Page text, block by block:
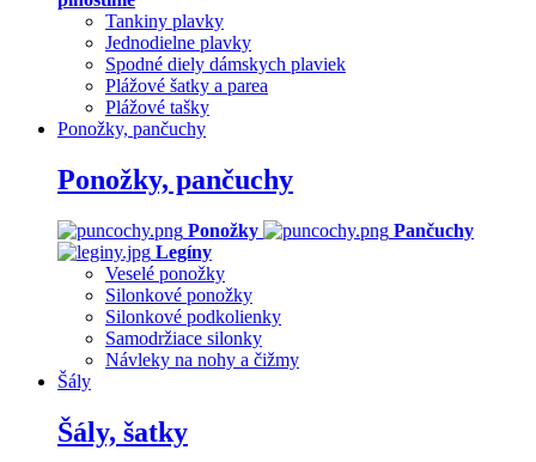
Tankiny plavky
Jednodielne plavky
Spodné diely dámskych plaviek
Plážové šatky a parea
Plážové tašky
Ponožky, pančuchy
Ponožky, pančuchy
Ponožky
Pančuchy
Legíny
Veselé ponožky
Silonkové ponožky
Silonkové podkolienky
Samodržiace silonky
Návleky na nohy a čižmy
Šály
Šály, šatky